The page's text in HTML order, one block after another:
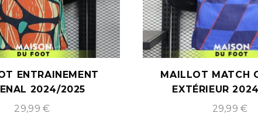
ENTRAINEMENT
2024/2025
29,99€
MAILLOT MATCH
EXTÉRIEUR
29,99€